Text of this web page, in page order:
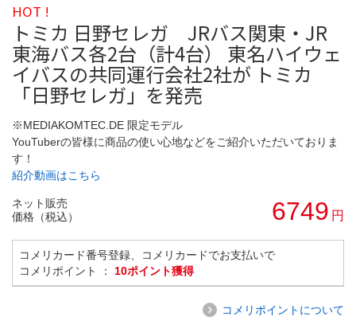
HOT !
トミカ 日野セレガ JRバス関東・JR
東海バス各2台（計4台） 東名ハイウェ
イバスの共同運行会社2社が トミカ
「日野セレガ」を発売
※MEDIAKOMTEC.DE 限定モデル
YouTuberの皆様に商品の使い心地などをご紹介いただいておりま
す！
紹介動画はこちら
ネット販売
価格（税込）
6749 円
コメリカード番号登録、コメリカードでお支払いで
コメリポイント ： 10ポイント獲得
コメリポイントについて